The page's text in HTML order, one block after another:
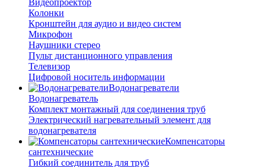
Колонки
Кронштейн для аудио и видео систем
Микрофон
Наушники стерео
Пульт дистанционного управления
Телевизор
Цифровой носитель информации
Водонагреватели
Водонагреватель
Комплект монтажный для соединения труб
Электрический нагревательный элемент для
водонагревателя
Компенсаторы
сантехнические
Гибкий соединитель для труб